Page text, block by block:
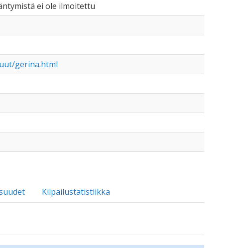
ei ole ilmoitettu
gerina.html
Kilpailustatistiikka